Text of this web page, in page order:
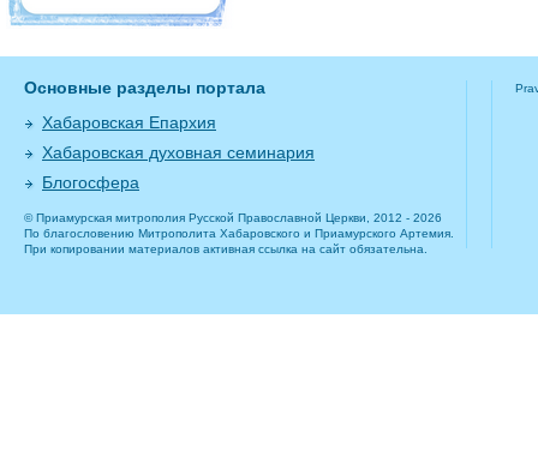
Основные разделы портала
Хабаровская Епархия
Хабаровская духовная семинария
Блогосфера
© Приамурская митрополия Русской Православной Церкви, 2012 - 2026
По благословению Митрополита Хабаровского и Приамурского Артемия.
При копировании материалов активная ссылка на сайт обязательна.